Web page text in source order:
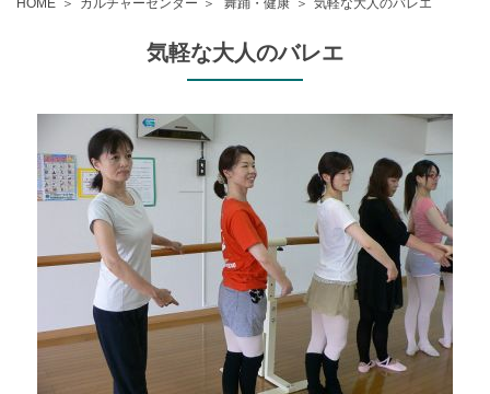
HOME カルチャーセンター 舞踊・健康 気軽な大人のバレエ
気軽な大人のバレエ